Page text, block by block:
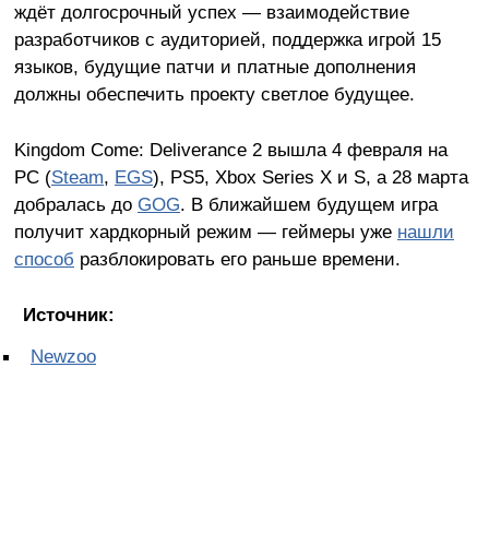
ждёт долгосрочный успех — взаимодействие
разработчиков с аудиторией, поддержка игрой 15
языков, будущие патчи и платные дополнения
должны обеспечить проекту светлое будущее.
Kingdom Come: Deliverance 2 вышла 4 февраля на
PC (Steam, EGS), PS5, Xbox Series X и S, а 28 марта
добралась до GOG. В ближайшем будущем игра
получит хардкорный режим — геймеры уже нашли
способ разблокировать его раньше времени.
Источник:
Newzoo